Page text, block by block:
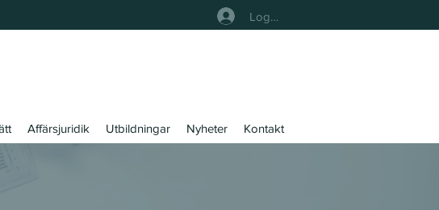
Logga In
Affärsjuridik Utbildningar Nyheter Kontakt